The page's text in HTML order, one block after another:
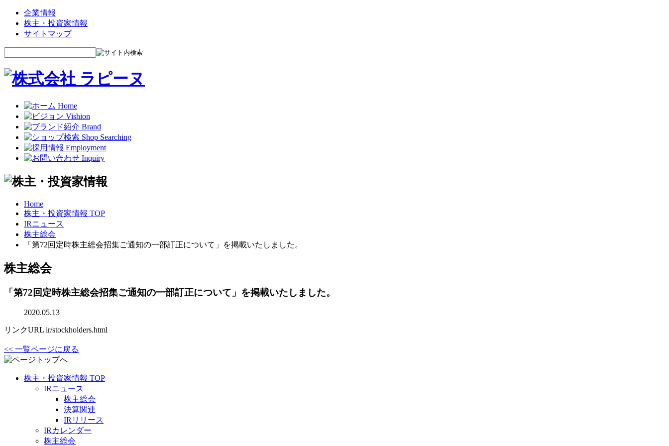
企業情報
株主・投資家情報
サイトマップ
Home
株主・投資家情報 TOP
IRニュース
株主総会
「第72回定時株主総会招集ご通知の一部訂正について」を掲載いたしました。
株主総会
「第72回定時株主総会招集ご通知の一部訂正について」を掲載いたしました。
2020.05.13
リンクURL ir/stockholders.html
<< 一覧ページに戻る
株主・投資家情報 TOP
IRニュース
株主総会
決算関連
IRリリース
IRカレンダー
株主総会